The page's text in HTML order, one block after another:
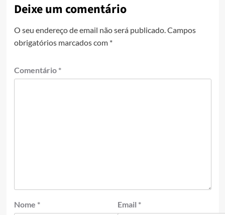
Deixe um comentário
O seu endereço de email não será publicado.Campos
obrigatórios marcados com *
Comentário *
Nome * Email *